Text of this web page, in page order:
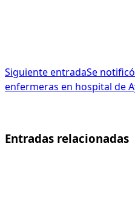
Siguiente entradaSe
enfermeras en hospital de
Entradas relacionadas